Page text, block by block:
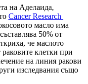
на Аделаида,
Cancer Research
масло има
50% от
че маслото
клетки при
на линия ракови
изследвания също